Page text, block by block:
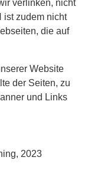
verlinken, nicht
ist zudem nicht
die auf
Website
der Seiten, zu
und Links
2023